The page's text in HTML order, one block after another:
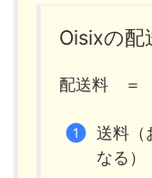
Oisixの配
配送料
送料（
なる）